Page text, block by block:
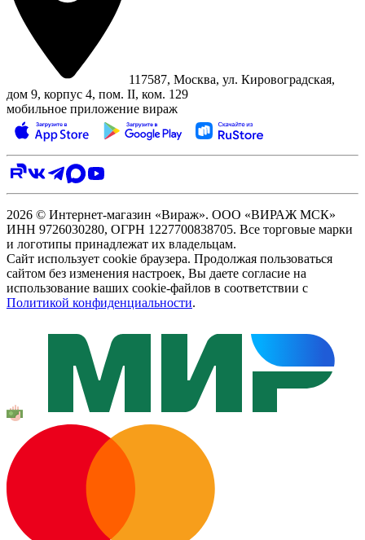
117587, Москва, ул. Кировоградская,
дом 9, корпус 4, пом. II, ком. 129
мобильное приложение вираж
2026 © Интернет-магазин «Вираж». ООО «ВИРАЖ МСК»
ИНН 9726030280, ОГРН 1227700838705. Все торговые марки
и логотипы принадлежат их владельцам.
Сайт использует cookie браузера. Продолжая пользоваться
сайтом без изменения настроек, Вы даете согласие на
использование ваших cookie-файлов в соответствии с
Политикой конфиденциальности.